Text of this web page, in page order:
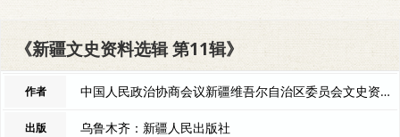
《新疆文史资料选辑 第11辑》
作者 中国人民政治协商会议新疆维吾尔自治区委员会文史资料研究委员会 编者
出版 乌鲁木齐：新疆人民出版社